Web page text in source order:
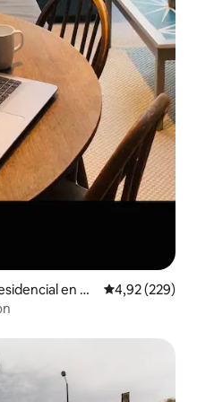
en C
Calificación
4,92 (229)
destacados